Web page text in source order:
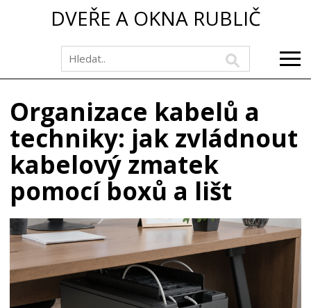
DVEŘE A OKNA RUBLIČ
Organizace kabelů a
techniky: jak zvládnout
kabelový zmatek
pomocí boxů a lišt